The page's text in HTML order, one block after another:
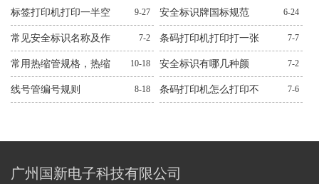
问题解决方法
科） 错位，跳纸解决方法
标签打印机打印一半空
白解决方法
9-27 安全标识牌国标规范 6-24
常见安全标识名称及作
用图文
7-2 条码打印机打印打一张
空一张解决方法
7-7
常用热缩管规格，热缩
管规格大全
10-18 安全标识有哪几种颜
色？有什么作用？
7-2
线号管编号规则 8-18 条码打印机怎么打印不 7-6
广州国新电子科技有限公司